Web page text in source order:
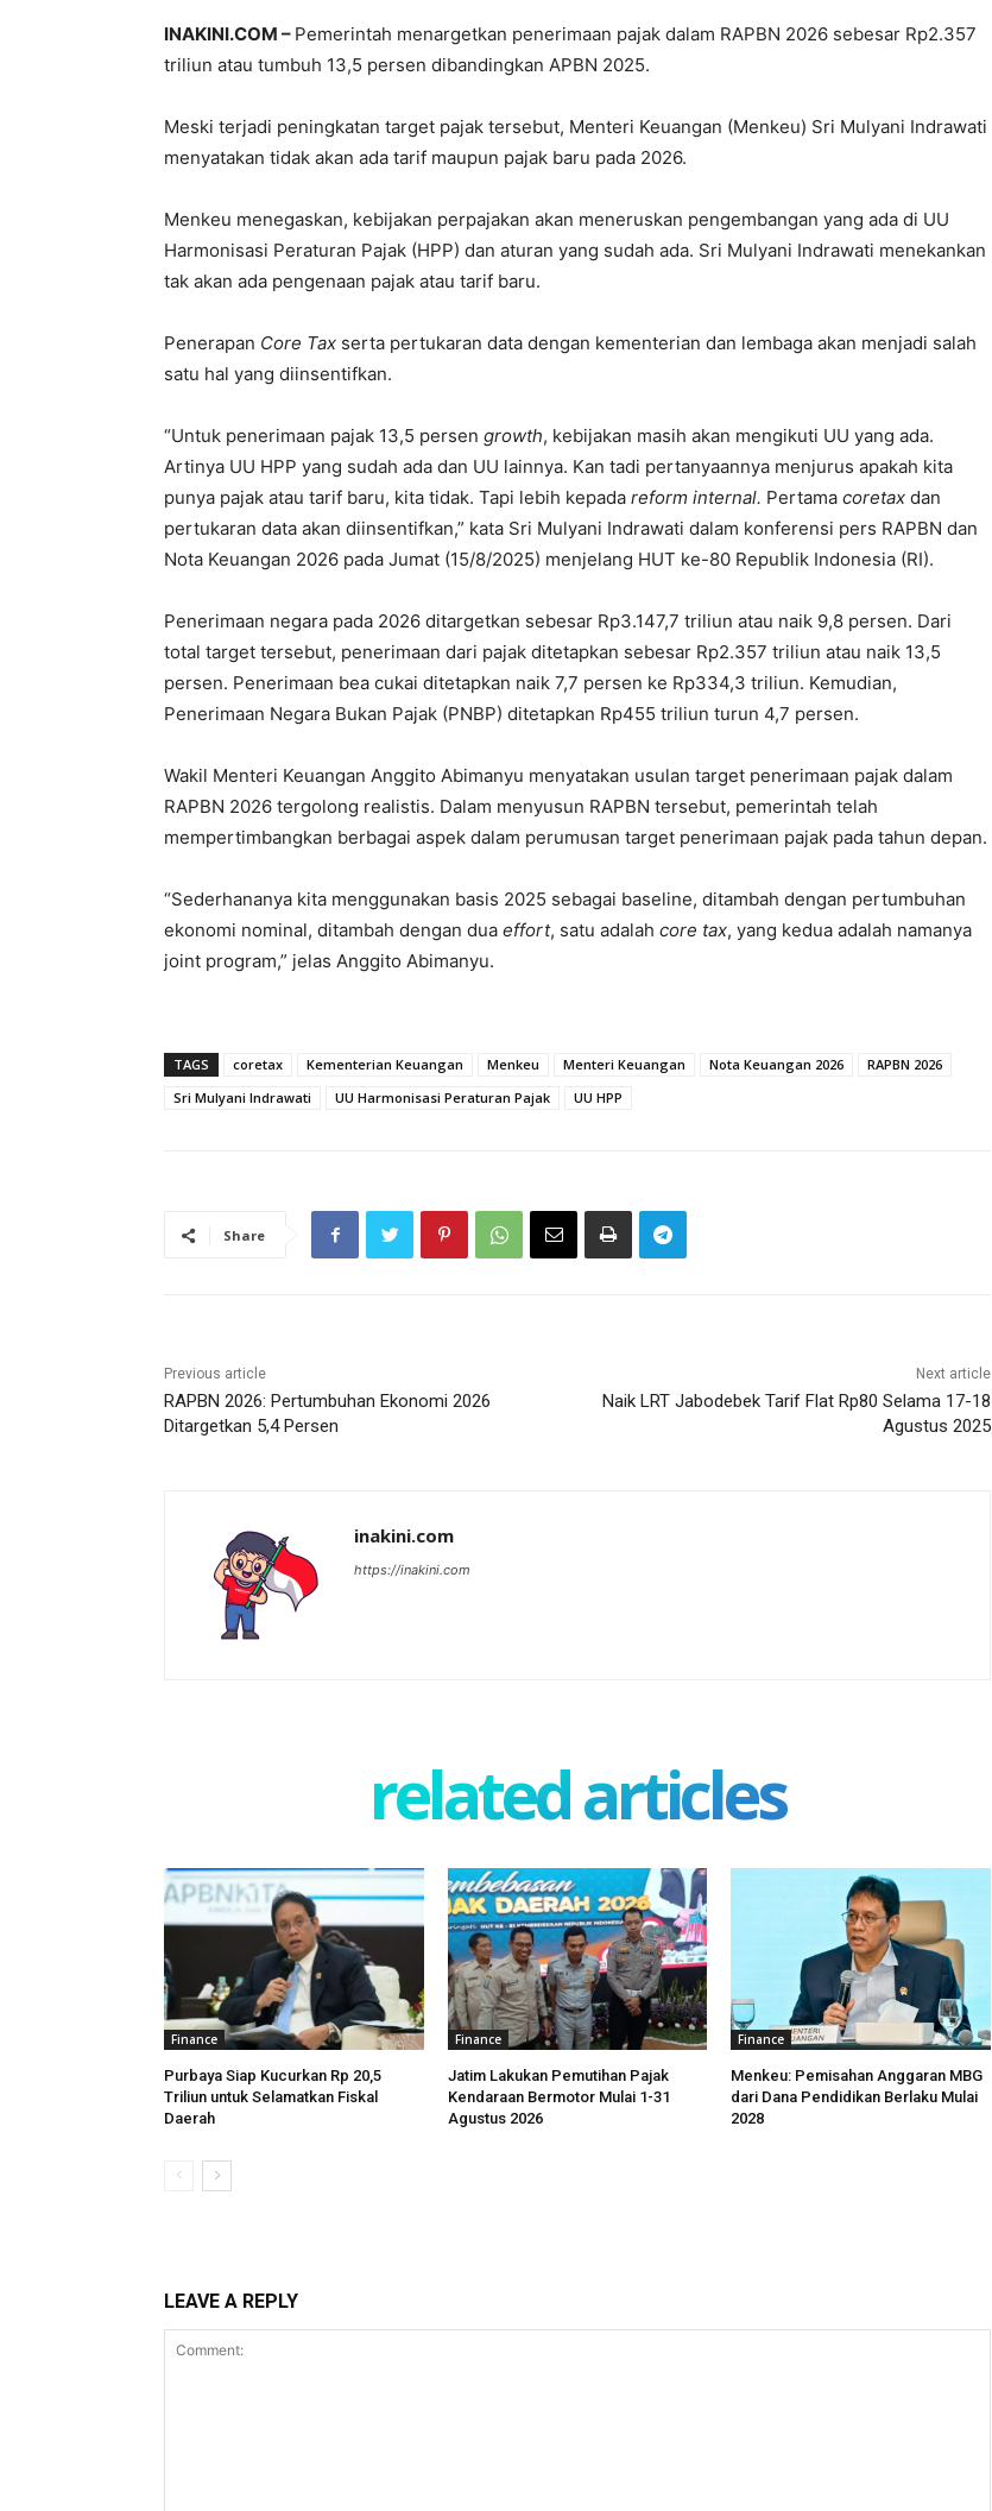
INAKINI.COM – Pemerintah menargetkan penerimaan pajak dalam RAPBN 2026 sebesar Rp2.357
triliun atau tumbuh 13,5 persen dibandingkan APBN 2025.
Meski terjadi peningkatan target pajak tersebut, Menteri Keuangan (Menkeu) Sri Mulyani Indrawati
menyatakan tidak akan ada tarif maupun pajak baru pada 2026.
Menkeu menegaskan, kebijakan perpajakan akan meneruskan pengembangan yang ada di UU
Harmonisasi Peraturan Pajak (HPP) dan aturan yang sudah ada. Sri Mulyani Indrawati menekankan
tak akan ada pengenaan pajak atau tarif baru.
Penerapan Core Tax serta pertukaran data dengan kementerian dan lembaga akan menjadi salah
satu hal yang diinsentifkan.
“Untuk penerimaan pajak 13,5 persen growth, kebijakan masih akan mengikuti UU yang ada.
Artinya UU HPP yang sudah ada dan UU lainnya. Kan tadi pertanyaannya menjurus apakah kita
punya pajak atau tarif baru, kita tidak. Tapi lebih kepada reform internal. Pertama coretax dan
pertukaran data akan diinsentifkan,” kata Sri Mulyani Indrawati dalam konferensi pers RAPBN dan
Nota Keuangan 2026 pada Jumat (15/8/2025) menjelang HUT ke-80 Republik Indonesia (RI).
Penerimaan negara pada 2026 ditargetkan sebesar Rp3.147,7 triliun atau naik 9,8 persen. Dari
total target tersebut, penerimaan dari pajak ditetapkan sebesar Rp2.357 triliun atau naik 13,5
persen. Penerimaan bea cukai ditetapkan naik 7,7 persen ke Rp334,3 triliun. Kemudian,
Penerimaan Negara Bukan Pajak (PNBP) ditetapkan Rp455 triliun turun 4,7 persen.
Wakil Menteri Keuangan Anggito Abimanyu menyatakan usulan target penerimaan pajak dalam
RAPBN 2026 tergolong realistis. Dalam menyusun RAPBN tersebut, pemerintah telah
mempertimbangkan berbagai aspek dalam perumusan target penerimaan pajak pada tahun depan.
“Sederhananya kita menggunakan basis 2025 sebagai baseline, ditambah dengan pertumbuhan
ekonomi nominal, ditambah dengan dua effort, satu adalah core tax, yang kedua adalah namanya
joint program,” jelas Anggito Abimanyu.
TAGS coretax Kementerian Keuangan Menkeu Menteri Keuangan Nota Keuangan 2026
RAPBN 2026
Sri Mulyani Indrawati
UU Harmonisasi Peraturan Pajak UU HPP
Share
Previous article
RAPBN 2026: Pertumbuhan Ekonomi 2026
Ditargetkan 5,4 Persen
Next article
Naik LRT Jabodebek Tarif Flat Rp80 Selama 17-18
Agustus 2025
inakini.com
https://inakini.com
related articles
Finance
Purbaya Siap Kucurkan Rp 20,5
Triliun untuk Selamatkan Fiskal
Daerah
Finance
Jatim Lakukan Pemutihan Pajak
Kendaraan Bermotor Mulai 1-31
Agustus 2026
Finance
Menkeu: Pemisahan Anggaran MBG
dari Dana Pendidikan Berlaku Mulai
2028
LEAVE A REPLY